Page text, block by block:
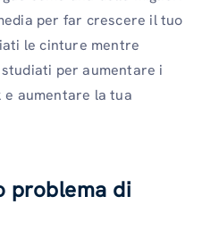
per far crescere il tuo
le cinture mentre
per aumentare i
aumentare la tua
problema di